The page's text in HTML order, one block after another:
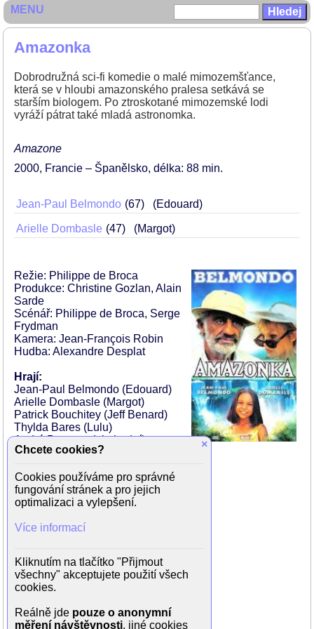
Amazonka
Dobrodružná sci-fi komedie o malé mimozemšťance,
která se v hloubi amazonského pralesa setkává se
starším biologem. Po ztroskotané mimozemské lodi
vyráží pátrat také mladá astronomka.
Amazone
2000 Francie – Španělsko délka: 88 min
Jean-Paul Belmondo 67 (Edouard)
Arielle Dombasle 47 (Margot)
Režie: Philippe de Broca
Produkce: Christine Gozlan, Alain
Sarde
Scénář: Philippe de Broca, Serge
Frydman
Kamera: Jean-François Robin
Hudba: Alexandre Desplat
Hrají:
Jean-Paul Belmondo (Edouard)
Arielle Dombasle (Margot)
Patrick Bouchitey (Jeff Benard)
Thylda Bares (Lulu)
André Penvern (obchodník
Villeneuve)
Ronny Bandomo Casanova (malý kluk)
Carlos Padrón (doktor)
Fernando Echevarría (Číňan)
Héctor Echemendia (vědec)
Óscar Bringas (vlakový inženýr)
Carlos Manssola (Rambo)
Leonardo Darias (Rambo)
Alberto Reytor (Rambo)
MENU
×
Chcete cookies?
Cookies používáme pro správné
fungování stránek a pro jejich
optimalizaci a vylepšení.
Více informací
Kliknutím na tlačítko "Přijmout
všechny" akceptujete použití všech
cookies.
Reálně jde pouze o anonymní
měření návštěvnosti, jiné cookies